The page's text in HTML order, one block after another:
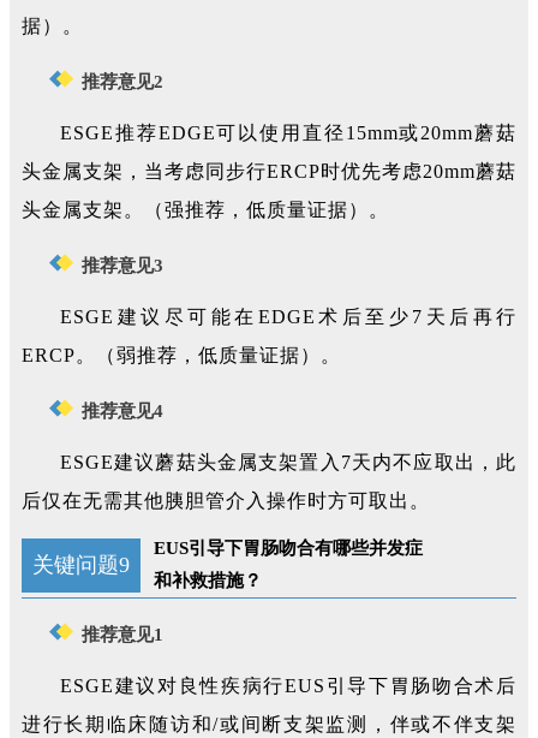
据）。
推荐意见2
ESGE推荐EDGE可以使用直径15mm或20mm蘑菇
头金属支架，当考虑同步行ERCP时优先考虑20mm蘑菇
头金属支架。（强推荐，低质量证据）。
推荐意见3
ESGE建议尽可能在EDGE术后至少7天后再行
ERCP。（弱推荐，低质量证据）。
推荐意见4
ESGE建议蘑菇头金属支架置入7天内不应取出，此
后仅在无需其他胰胆管介入操作时方可取出。
关键问题9
EUS引导下胃肠吻合有哪些并发症
和补救措施？
推荐意见1
ESGE建议对良性疾病行EUS引导下胃肠吻合术后
进行长期临床随访和/或间断支架监测，伴或不伴支架